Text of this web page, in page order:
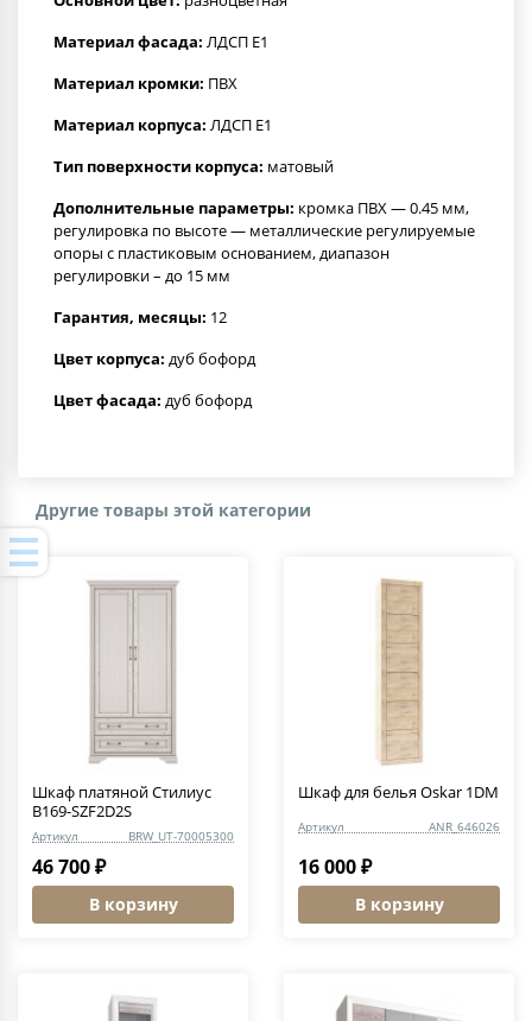
Материал фасада: ЛДСП Е1
Материал кромки: ПВХ
Материал корпуса: ЛДСП Е1
Тип поверхности корпуса: матовый
Дополнительные параметры: кромка ПВХ — 0.45 мм,
регулировка по высоте — металлические регулируемые
опоры с пластиковым основанием, диапазон
регулировки – до 15 мм
Гарантия, месяцы: 12
Цвет корпуса: дуб бофорд
Цвет фасада: дуб бофорд
Другие товары этой категории
Шкаф платяной Стилиус
B169-SZF2D2S
Артикул BRW_UT-70005300
46 700 ₽
В корзину
Шкаф для белья Oskar 1DM
Артикул ANR_646026
16 000 ₽
В корзину